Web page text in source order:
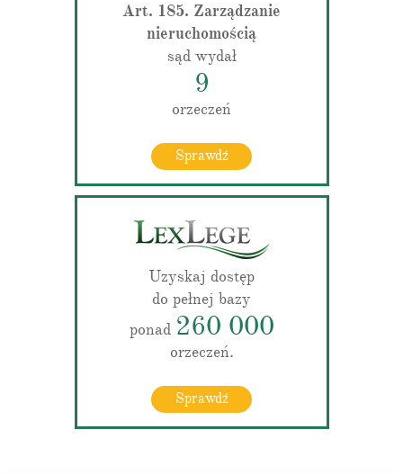
Art. 185. Zarządzanie
nieruchomością
sąd wydał
9
orzeczeń
Sprawdź
Uzyskaj dostęp
do pełnej bazy
ponad 260 000
orzeczeń.
Sprawdź